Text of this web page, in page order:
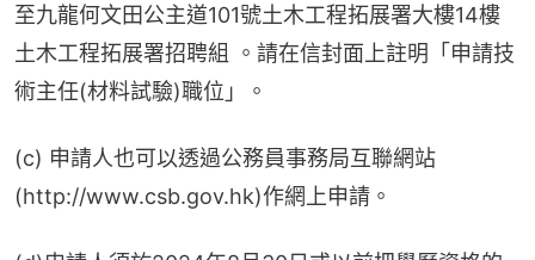
至九龍何文田公主道101號土木工程拓展署大樓14樓
土木工程拓展署招聘組 。請在信封面上註明「申請技
術主任(材料試驗)職位」。
(c) 申請人也可以透過公務員事務局互聯網站
(http://www.csb.gov.hk)作網上申請。